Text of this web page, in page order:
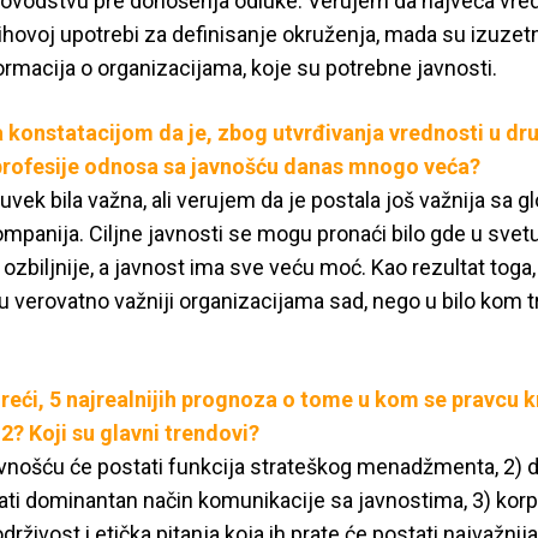
upotrebi za definisanje okruženja, mada su
o organizacijama, koje su potrebne javnosti.
konstatacijom da je, zbog utvrđivanja vrednosti u
odnosa sa javnošću danas mnogo veća?
bila važna, ali verujem da je postala još važnija sa
Ciljne javnosti se mogu pronaći bilo gde u
a javnost ima sve veću moć. Kao rezultat
verovatno važniji organizacijama sad, nego u bilo kom
5 najrealnijih prognoza o tome u kom se pravcu
Koji su glavni trendovi?
će postati funkcija strateškog menadžmenta, 2)
dominantan način komunikacije sa javnostima, 3)